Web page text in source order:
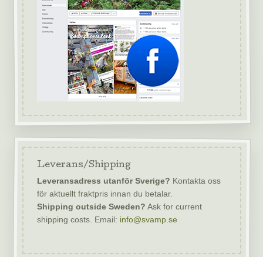
Leverans/Shipping
Leveransadress utanför Sverige? Kontakta oss
för aktuellt fraktpris innan du betalar.
Shipping outside Sweden? Ask for current
shipping costs. Email: info@svamp.se